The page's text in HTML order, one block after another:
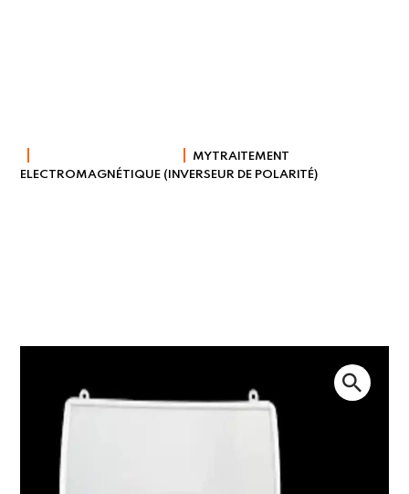
MYTRAITEMENT
ELECTROMAGNÉTIQUE (INVERSEUR DE POLARITÉ)